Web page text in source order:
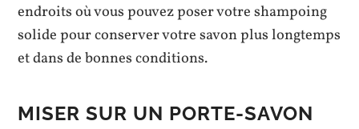
endroits où vous pouvez poser votre shampoing
solide pour conserver votre savon plus longtemps
et dans de bonnes conditions.
MISER SUR UN PORTE-SAVON